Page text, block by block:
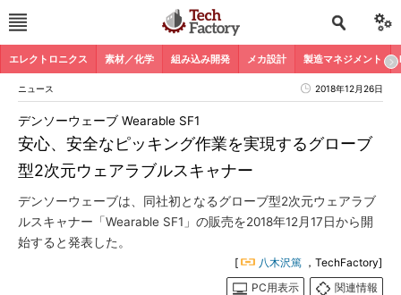
エレクトロニクス 素材／化学 組み込み開発 メカ設計 製造マネジメント
ニュース 2018年12月26日
安心、安全なピッキング作業を実現するグローブ
型2次元ウェアラブルスキャナー
デンソーウェーブ Wearable SF1
デンソーウェーブは、同社初となるグローブ型2次元ウェアラブ
ルスキャナー「Wearable SF1」の販売を2018年12月17日から開
始すると発表した。
[ 八木沢篤 ，TechFactory]
PC用表示
関連情報